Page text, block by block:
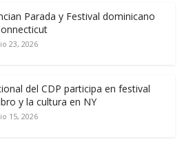
Parada y Festival dominicano
23, 2026
del CDP participa en festival
y la cultura en NY
15, 2026